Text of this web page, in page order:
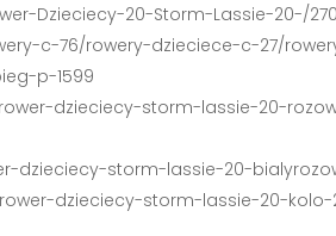
Dzieciecy-20-Storm-Lassie-20-/
c-76/rowery-dzieciece-c-27/
p-1599
dzieciecy-storm-lassie-20-
dzieciecy-storm-lassie-20-
dzieciecy-storm-lassie-20-